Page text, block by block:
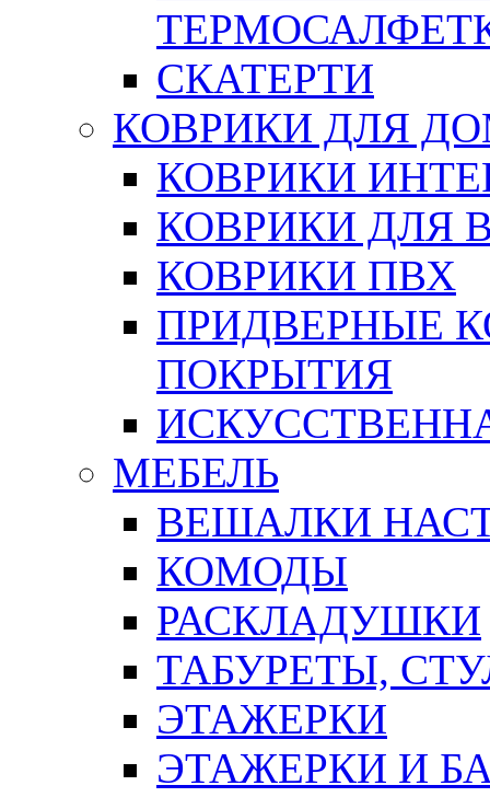
СКАТЕРТИ
КОВРИКИ ДЛЯ
КОВРИКИ
КОВРИКИ ДЛЯ
КОВРИКИ ПВХ
ПРИДВЕРНЫЕ
ПОКРЫТИЯ
МЕБЕЛЬ
ВЕШАЛКИ
КОМОДЫ
РАСКЛАДУШКИ
ТАБУРЕТЫ,
ЭТАЖЕРКИ
ЭТАЖЕРКИ И